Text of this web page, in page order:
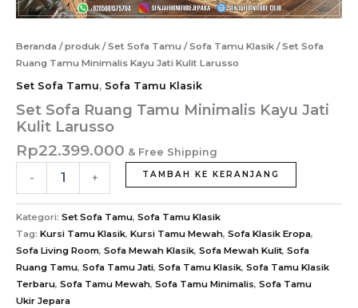
Beranda /produk /Set Sofa Tamu /Sofa Tamu Klasik / Set Sofa
Ruang Tamu Minimalis Kayu Jati Kulit Larusso
Set Sofa Tamu, Sofa Tamu Klasik
Set Sofa Ruang Tamu Minimalis Kayu Jati
Kulit Larusso
Rp22.399.000 & Free Shipping
-
Kuantitas
Sofa
Ruang
Tamu
Minimalis
Kayu
Jati
Kulit
+ TAMBAH KE KERANJANG
Kategori: Set Sofa Tamu, Sofa Tamu Klasik
Tag: Kursi Tamu Klasik, Kursi Tamu Mewah, Sofa Klasik Eropa,
Sofa Living Room, Sofa Mewah Klasik, Sofa Mewah Kulit, Sofa
Ruang Tamu, Sofa Tamu Jati, Sofa Tamu Klasik, Sofa Tamu Klasik
Terbaru, Sofa Tamu Mewah, Sofa Tamu Minimalis, Sofa Tamu
Ukir Jepara